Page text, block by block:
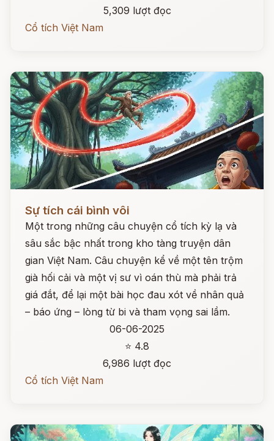
5,309 lượt đọc
Cổ tích Việt Nam
Sự tích cái bình vôi
Một trong những câu chuyện cổ tích kỳ lạ và
sâu sắc bậc nhất trong kho tàng truyện dân
gian Việt Nam. Câu chuyện kể về một tên trộm
già hối cải và một vị sư vì oán thù mà phải trả
giá đắt, để lại một bài học đau xót về nhân quả
– báo ứng – lòng từ bi và tham vọng sai lầm.
06-06-2025
⭐ 4.8
6,986 lượt đọc
Cổ tích Việt Nam